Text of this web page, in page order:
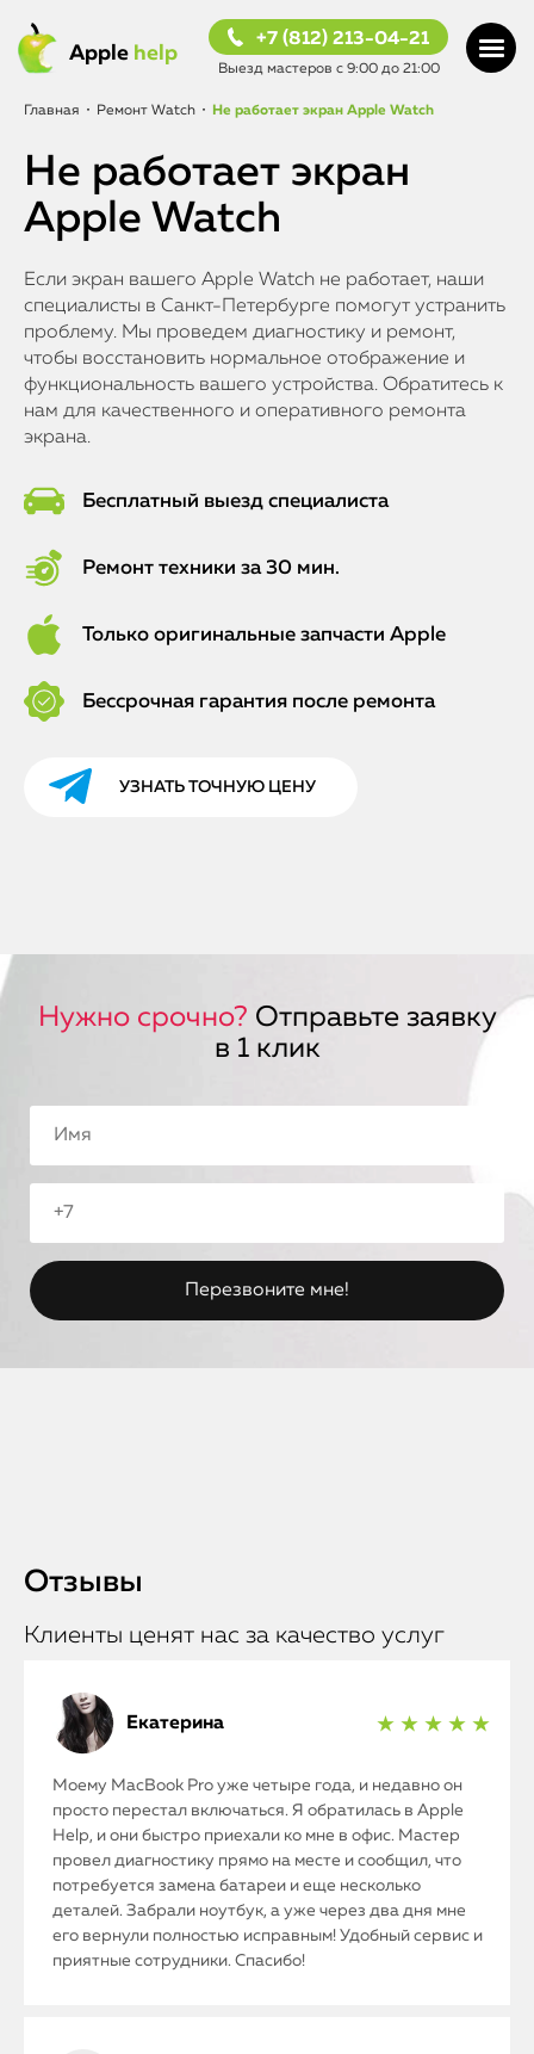
Apple help
+7 (812) 213-04-21
Выезд мастеров с 9:00 до 21:00
Главная • Ремонт Watch • Не работает экран Apple Watch
Не работает экран
Apple Watch
Если экран вашего Apple Watch не работает, наши
специалисты в Санкт-Петербурге помогут устранить
проблему. Мы проведем диагностику и ремонт,
чтобы восстановить нормальное отображение и
функциональность вашего устройства. Обратитесь к
нам для качественного и оперативного ремонта
экрана.
Бесплатный выезд специалиста
Ремонт техники за 30 мин.
Только оригинальные запчасти Apple
Бессрочная гарантия после ремонта
УЗНАТЬ ТОЧНУЮ ЦЕНУ
Нужно срочно? Отправьте заявку
в 1 клик
Отзывы
Клиенты ценят нас за качество услуг
Екатерина ★ ★ ★ ★ ★
Моему MacBook Pro уже четыре года, и недавно он
просто перестал включаться. Я обратилась в Apple
Help, и они быстро приехали ко мне в офис. Мастер
провел диагностику прямо на месте и сообщил, что
потребуется замена батареи и еще несколько
деталей. Забрали ноутбук, а уже через два дня мне
его вернули полностью исправным! Удобный сервис и
приятные сотрудники. Спасибо!